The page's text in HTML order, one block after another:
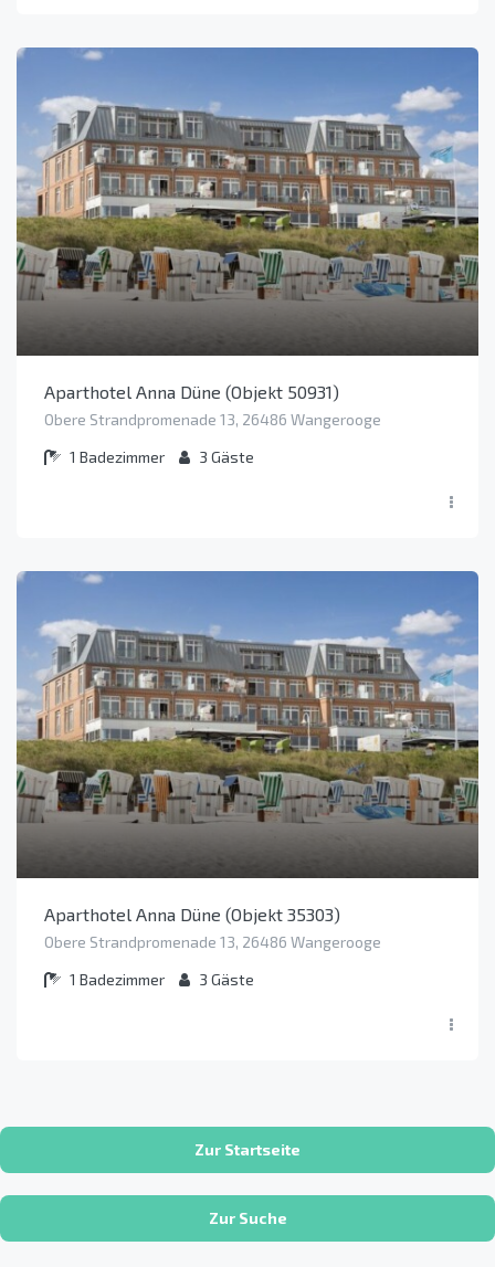
Aparthotel Anna Düne (Objekt 50931)
Obere Strandpromenade 13, 26486 Wangerooge
1 Badezimmer 3 Gäste
Aparthotel Anna Düne (Objekt 35303)
Obere Strandpromenade 13, 26486 Wangerooge
1 Badezimmer 3 Gäste
Zur Startseite
Zur Suche